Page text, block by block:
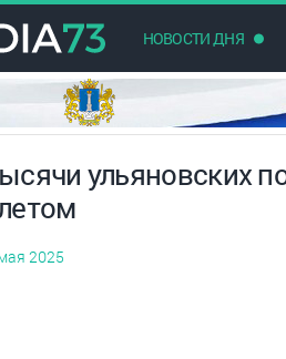
НОВОСТИ ДНЯ
ульяновских
2025